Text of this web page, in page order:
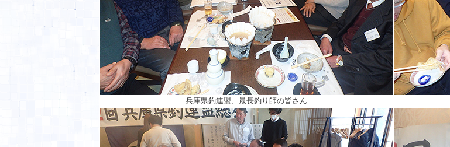
兵庫県釣連盟、最長釣り師の皆さん